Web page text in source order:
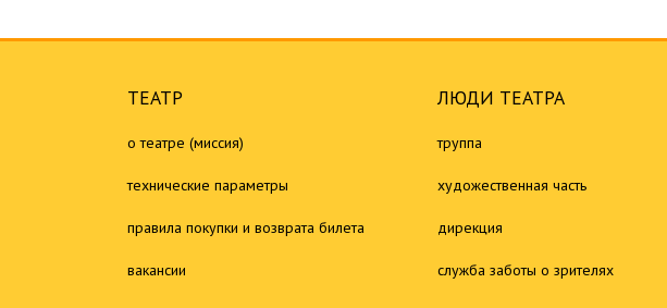
ТЕАТР
о театре (миссия)
технические параметры
правила покупки и возврата билета
вакансии
ЛЮДИ ТЕАТРА
труппа
художественная часть
дирекция
служба заботы о зрителях